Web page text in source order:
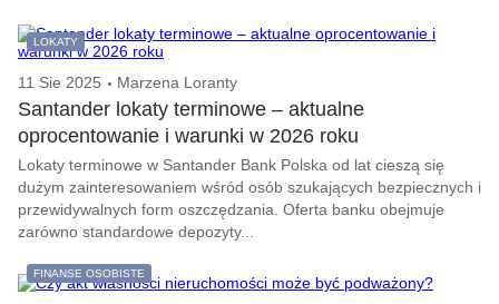
LOKATY
11 Sie 2025 Marzena Loranty
Santander lokaty terminowe – aktualne
oprocentowanie i warunki w 2026 roku
Lokaty terminowe w Santander Bank Polska od lat cieszą się
dużym zainteresowaniem wśród osób szukających bezpiecznych i
przewidywalnych form oszczędzania. Oferta banku obejmuje
zarówno standardowe depozyty...
FINANSE OSOBISTE